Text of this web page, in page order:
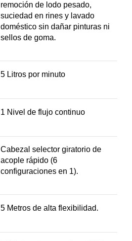
remoción de lodo pesado,
suciedad en rines y lavado
doméstico sin dañar pinturas ni
sellos de goma.
5 Litros por minuto
1 Nivel de flujo continuo
Cabezal selector giratorio de
acople rápido (6
configuraciones en 1).
5 Metros de alta flexibilidad.